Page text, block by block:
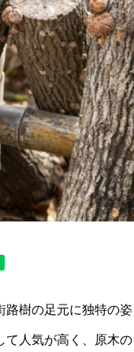
樹の足元に独特の
人気が高く、原木